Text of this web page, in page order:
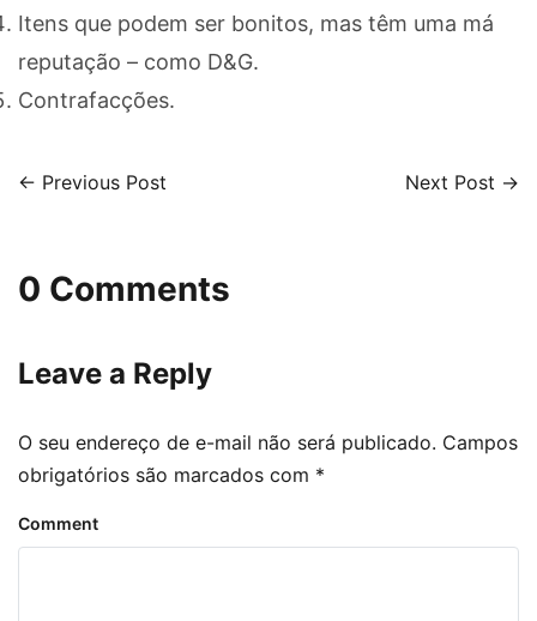
Itens que podem ser bonitos, mas têm uma má
reputação – como D&G.
Contrafacções.
← Previous Post Next Post →
0 Comments
Leave a Reply
O seu endereço de e-mail não será publicado. Campos
obrigatórios são marcados com *
Comment